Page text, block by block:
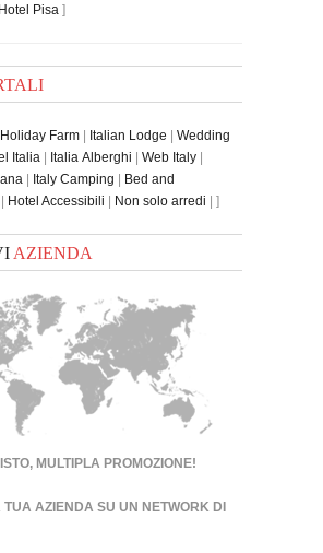
Pisa ]
Holiday Farm | Italian Lodge | Wedding
Italia | Italia Alberghi | Web Italy |
| Italy Camping | Bed and
| Hotel Accessibili | Non solo arredi | ]
AZIENDA
MULTIPLA PROMOZIONE!
TUA AZIENDA SU UN NETWORK DI